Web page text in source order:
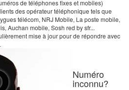
de téléphones fixes et mobiles)
des opérateur téléphonique tels que
télécom, NRJ Mobile, La poste mobile,
Auchan mobile, Sosh red by sfr...
mise à jour pour de répondre avec
Numéro
inconnu?